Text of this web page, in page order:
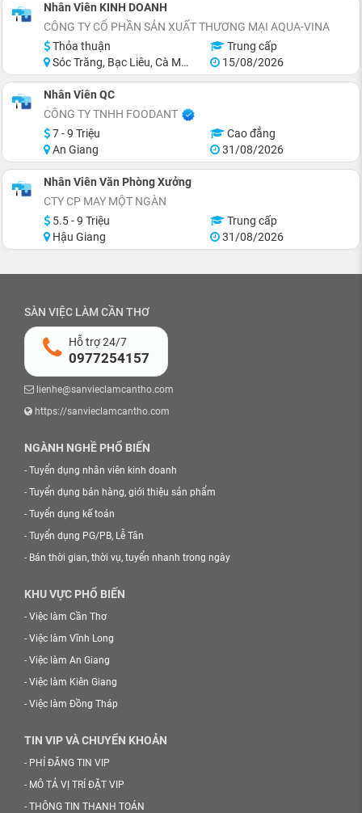
Nhân Viên KINH DOANH
CÔNG TY CỔ PHẦN SẢN XUẤT THƯƠNG MẠI AQUA-VINA
Thỏa thuận
Trung cấp
Sóc Trăng, Bạc Liêu, Cà Mau
15/08/2026
Nhân Viên QC
CÔNG TY TNHH FOODANT
7 - 9 Triệu
Cao đẳng
An Giang
31/08/2026
Nhân Viên Văn Phòng Xưởng
CTY CP MAY MỘT NGÀN
5.5 - 9 Triệu
Trung cấp
Hậu Giang
31/08/2026
SÀN VIỆC LÀM CẦN THƠ
Hỗ trợ 24/7
0977254157
lienhe@sanvieclamcantho.com
https://sanvieclamcantho.com
NGÀNH NGHỀ PHỔ BIẾN
- Tuyển dụng nhân viên kinh doanh
- Tuyển dụng bán hàng, giới thiệu sản phẩm
- Tuyển dụng kế toán
- Tuyển dụng PG/PB, Lễ Tân
- Bán thời gian, thời vụ, tuyển nhanh trong ngày
KHU VỰC PHỔ BIẾN
- Việc làm Cần Thơ
- Việc làm Vĩnh Long
- Việc làm An Giang
- Việc làm Kiên Giang
- Việc làm Đồng Tháp
TIN VIP VÀ CHUYỂN KHOẢN
- PHÍ ĐĂNG TIN VIP
- MÔ TẢ VỊ TRÍ ĐẶT VIP
- THÔNG TIN THANH TOÁN